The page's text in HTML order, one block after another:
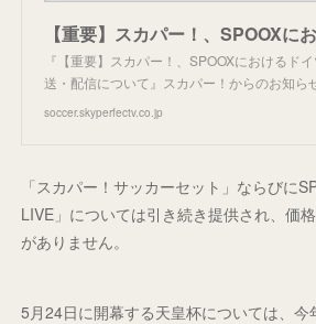
『【重要】スカパー！、SPOOXにおけるド
送・配信について』スカパー！からのお知ら
soccer.skyperfectv.co.jp
「スカパー！サッカーセット」ならびに
LIVE」については引き続き提供され、価
がありません。
5月24日に開幕する天皇杯については、今